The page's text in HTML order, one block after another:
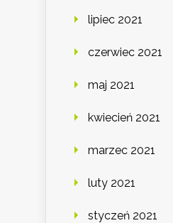
lipiec 2021
czerwiec 2021
maj 2021
kwiecień 2021
marzec 2021
luty 2021
styczeń 2021